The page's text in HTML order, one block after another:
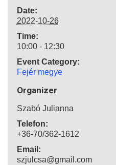
Date:
2022-10-26
Time:
10:00 - 12:30
Event Category:
Fejér megye
Organizer
Szabó Julianna
Telefon:
+36-70/362-1612
Email:
szjulcsa@gmail.com